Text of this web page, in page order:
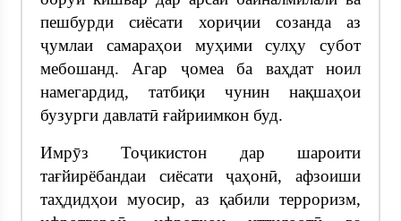
пешбурди сиёсати хориҷии созанда аз
ҷумлаи самараҳои муҳими сулҳу субот
мебошанд. Агар ҷомеа ба ваҳдат ноил
намегардид, татбиқи чунин нақшаҳои
бузурги давлатӣ ғайриимкон буд.
Имрӯз Тоҷикистон дар шароити
тағйирёбандаи сиёсати ҷаҳонӣ, афзоиши
таҳдидҳои муосир, аз қабили терроризм,